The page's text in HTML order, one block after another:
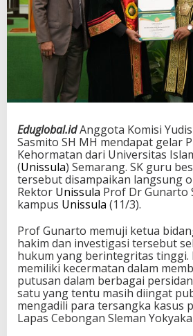
Eduglobal.idAnggota Komisi
Sasmito SH MH mendapat gelar
Kehormatan dari Universitas
(Unissula) Semarang. SK guru
tersebut disampaikan langsung
Rektor Unissula Prof Dr Gunarto
kampus Unissula (11/3).
Prof Gunarto memuji ketua
hakim dan investigasi tersebut
hukum yang berintegritas tinggi.
memiliki kecermatan dalam
putusan dalam berbagai
satu yang tentu masih diingat
mengadili para tersangka kasus
Lapas Cebongan Sleman